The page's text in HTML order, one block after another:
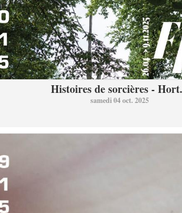
Histoires de sorcières -
samedi 04 oct. 2025